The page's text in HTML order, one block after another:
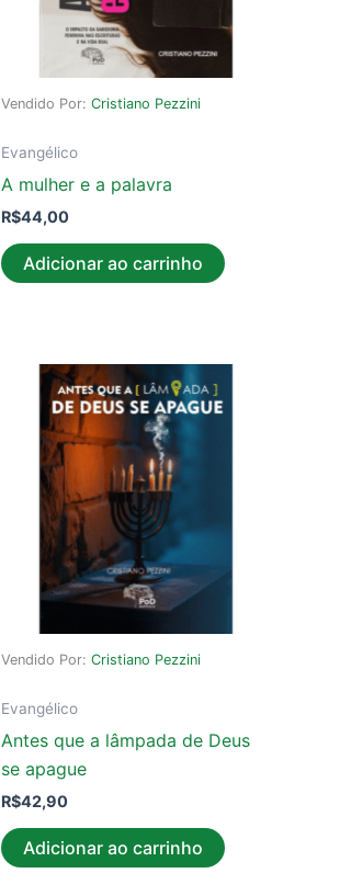
Vendido Por: Cristiano Pezzini
Evangélico
A mulher e a palavra
R$44,00
Adicionar ao carrinho
Vendido Por: Cristiano Pezzini
Evangélico
Antes que a lâmpada de Deus
se apague
R$42,90
Adicionar ao carrinho